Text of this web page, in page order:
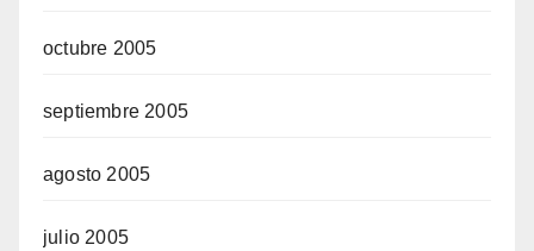
octubre 2005
septiembre 2005
agosto 2005
julio 2005